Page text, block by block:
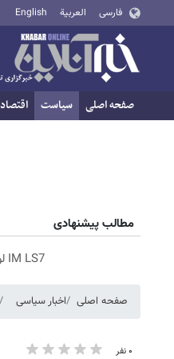
فارسی العربية English
صفحه اصلی سیاست اقتصاد
مطالب پیشنهادی
IM LS7 لوکس ترین شاسی بلند برقی ایران
صفحه اصلی اخبار سیاسی
۰ نفر